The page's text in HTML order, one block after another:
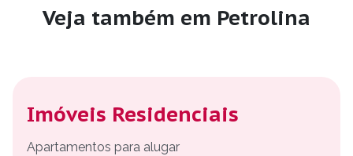
Veja também em Petrolina
Imóveis Residenciais
Apartamentos para alugar